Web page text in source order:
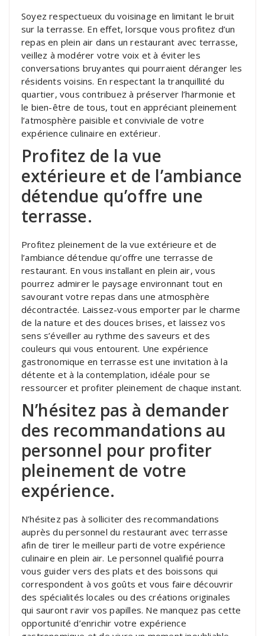
Soyez respectueux du voisinage en limitant le bruit
sur la terrasse. En effet, lorsque vous profitez d’un
repas en plein air dans un restaurant avec terrasse,
veillez à modérer votre voix et à éviter les
conversations bruyantes qui pourraient déranger les
résidents voisins. En respectant la tranquillité du
quartier, vous contribuez à préserver l’harmonie et
le bien-être de tous, tout en appréciant pleinement
l’atmosphère paisible et conviviale de votre
expérience culinaire en extérieur.
Profitez de la vue
extérieure et de l’ambiance
détendue qu’offre une
terrasse.
Profitez pleinement de la vue extérieure et de
l’ambiance détendue qu’offre une terrasse de
restaurant. En vous installant en plein air, vous
pourrez admirer le paysage environnant tout en
savourant votre repas dans une atmosphère
décontractée. Laissez-vous emporter par le charme
de la nature et des douces brises, et laissez vos
sens s’éveiller au rythme des saveurs et des
couleurs qui vous entourent. Une expérience
gastronomique en terrasse est une invitation à la
détente et à la contemplation, idéale pour se
ressourcer et profiter pleinement de chaque instant.
N’hésitez pas à demander
des recommandations au
personnel pour profiter
pleinement de votre
expérience.
N’hésitez pas à solliciter des recommandations
auprès du personnel du restaurant avec terrasse
afin de tirer le meilleur parti de votre expérience
culinaire en plein air. Le personnel qualifié pourra
vous guider vers des plats et des boissons qui
correspondent à vos goûts et vous faire découvrir
des spécialités locales ou des créations originales
qui sauront ravir vos papilles. Ne manquez pas cette
opportunité d’enrichir votre expérience